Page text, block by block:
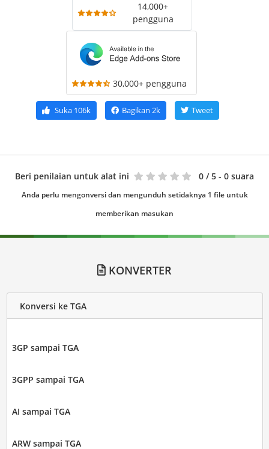
14,000+
pengguna
30,000+ pengguna
Suka106k Bagikan 2k Tweet
Beri penilaian untuk alat ini 0 / 5 - 0 suara
Anda perlu mengonversi dan mengunduh setidaknya 1 file untuk
memberikan masukan
KONVERTER
Konversi ke TGA
3GP sampai TGA
3GPP sampai TGA
AI sampai TGA
ARW sampai TGA